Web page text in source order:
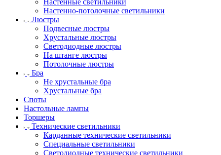
Настенные светильники
Настенно-потолочные светильники
Люстры
Подвесные люстры
Хрустальные люстры
Светодиодные люстры
На штанге люстры
Потолочные люстры
Бра
Не хрустальные бра
Хрустальные бра
Споты
Настольные лампы
Торшеры
Технические светильники
Карданные технические светильники
Специальные светильники
Светодиодные технические светильники